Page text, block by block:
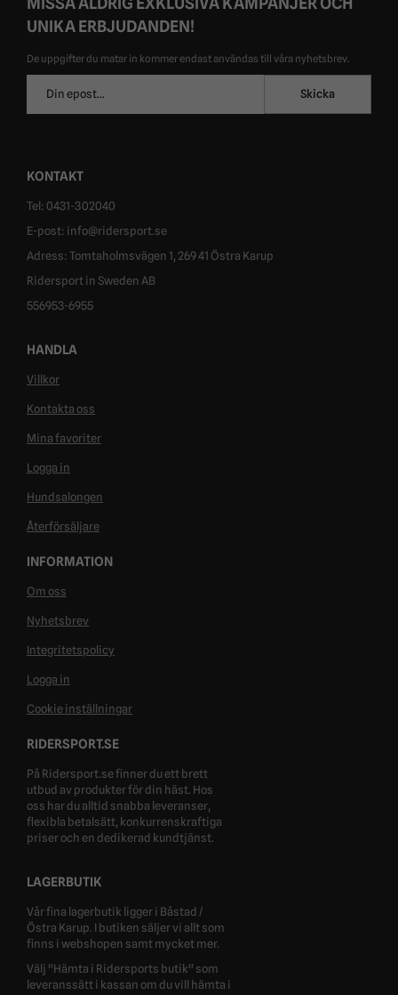
UNIKA ERBJUDANDEN!
De uppgifter du matar in kommer endast användas till våra nyhetsbrev.
postadress
Skicka
KONTAKT
Tel: 0431-302040
E-post: info@ridersport.se
Adress: Tomtaholmsvägen 1, 269 41 Östra Karup
Ridersport in Sweden AB
556953-6955
HANDLA
Villkor
Kontakta oss
Mina favoriter
Logga in
Hundsalongen
Återförsäljare
INFORMATION
Om oss
Nyhetsbrev
Integritetspolicy
Logga in
Cookie inställningar
RIDERSPORT.SE
På Ridersport.se finner du ett brett
utbud av produkter för din häst. Hos
oss har du alltid snabba leveranser,
flexibla betalsätt, konkurrenskraftiga
priser och en dedikerad kundtjänst.
LAGERBUTIK
Vår fina lagerbutik ligger i Båstad /
Östra Karup. I butiken säljer vi allt som
finns i webshopen samt mycket mer.
Välj "Hämta i Ridersports butik" som
leveranssätt i kassan om du vill hämta i